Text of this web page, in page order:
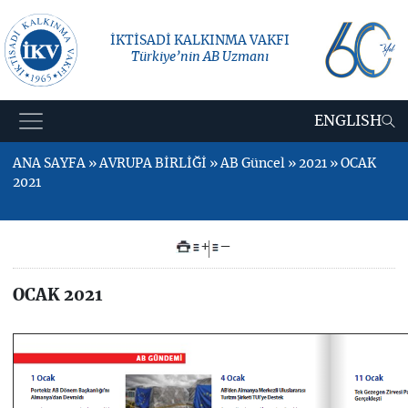
İKTİSADİ KALKINMA VAKFI
Türkiye’nin AB Uzmanı
ENGLISH
ANA SAYFA » AVRUPA BİRLİĞİ » AB Güncel » 2021 » OCAK
2021
+ –
OCAK 2021